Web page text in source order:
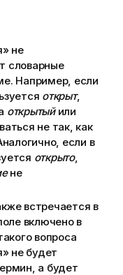
не
словарные
Например, если
открыт,
открытыйили
не так, как
если в
открыто,
не
встречается в
включено в
вопроса
не будет
а будет